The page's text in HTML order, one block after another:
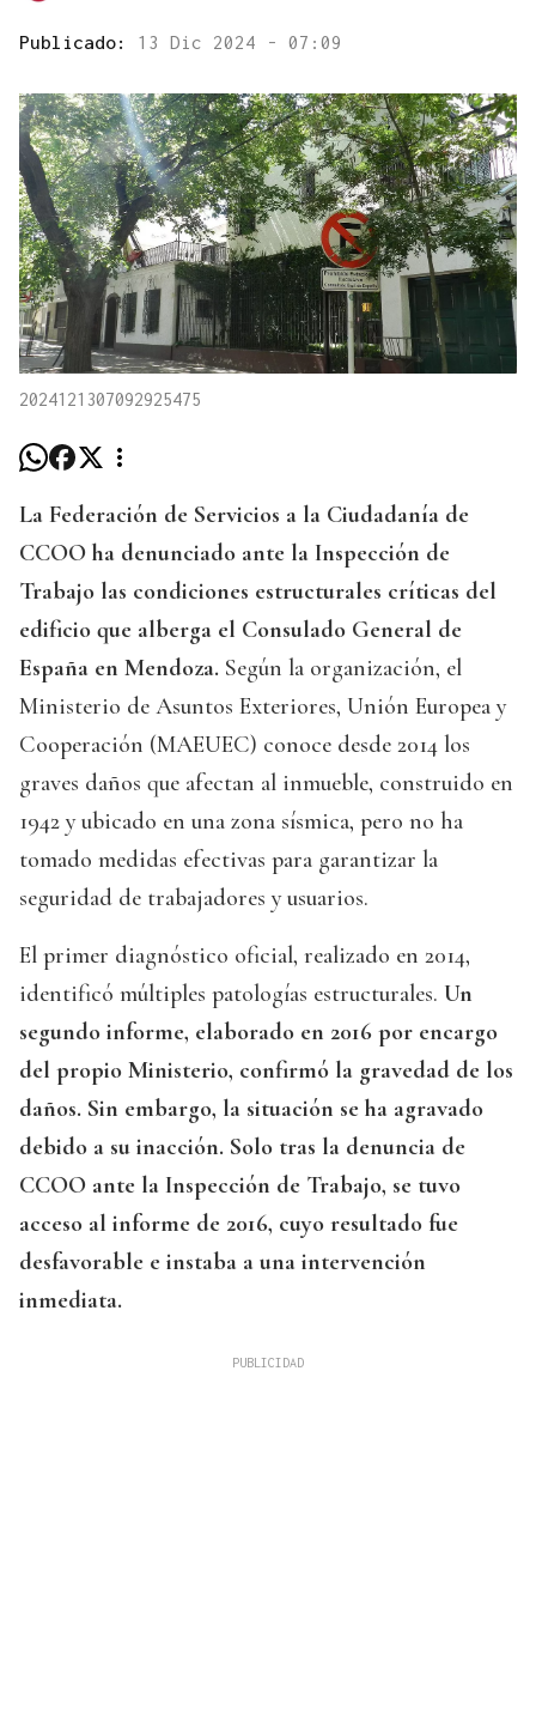
Publicado: 13 Dic 2024 - 07:09
2024121307092925475
La Federación de Servicios a la Ciudadanía de
CCOO ha denunciado ante la Inspección de
Trabajo las condiciones estructurales críticas del
edificio que alberga el Consulado General de
España en Mendoza. Según la organización, el
Ministerio de Asuntos Exteriores, Unión Europea y
Cooperación (MAEUEC) conoce desde 2014 los
graves daños que afectan al inmueble, construido en
1942 y ubicado en una zona sísmica, pero no ha
tomado medidas efectivas para garantizar la
seguridad de trabajadores y usuarios.
El primer diagnóstico oficial, realizado en 2014,
identificó múltiples patologías estructurales. Un
segundo informe, elaborado en 2016 por encargo
del propio Ministerio, confirmó la gravedad de los
daños. Sin embargo, la situación se ha agravado
debido a su inacción. Solo tras la denuncia de
CCOO ante la Inspección de Trabajo, se tuvo
acceso al informe de 2016, cuyo resultado fue
desfavorable e instaba a una intervención
inmediata.